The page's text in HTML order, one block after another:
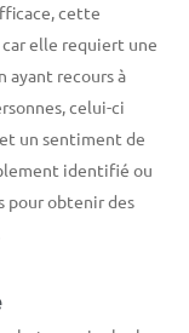
cette
elle requiert une
ayant recours à
celui-ci
un sentiment de
identifié ou
pour obtenir des